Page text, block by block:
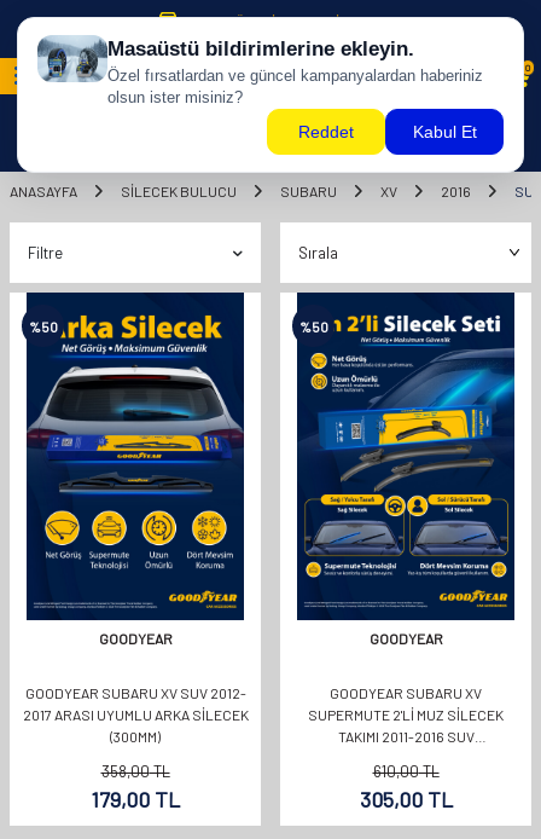
500 TL ÜZERİ KARGO BİZDEN !
0
ANASAYFA SILECEK BULUCU SUBARU XV 2016 SUV
Filtre
%50
GOODYEAR
GOODYEAR SUBARU XV SUV 2012-
2017 ARASI UYUMLU ARKA SILECEK
(300MM)
358,00TL
179,00 TL
%50
GOODYEAR
GOODYEAR SUBARU XV
SUPERMUTE 2'LI MUZ SILECEK
TAKIMI 2011-2016 SUV
610,00TL
305,00TL